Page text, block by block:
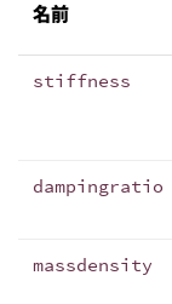
名前
stiffness
dampingratio
massdensity